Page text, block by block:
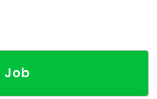
Job